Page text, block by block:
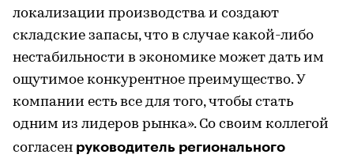
локализации производства и создают
складские запасы, что в случае какой-либо
нестабильности в экономике может дать им
ощутимое конкурентное преимущество. У
компании есть все для того, чтобы стать
одним из лидеров рынка». Со своим коллегой
согласен руководитель регионального